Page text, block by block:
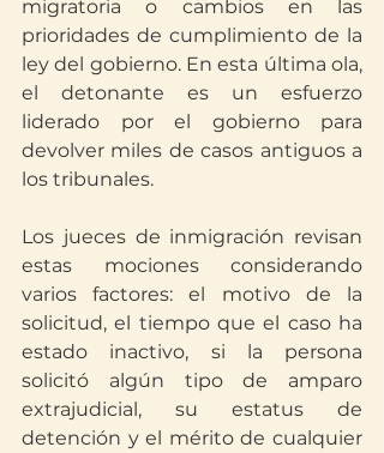
migratoria o cambios en las
prioridades de cumplimiento de la
ley del gobierno. En esta última ola,
el detonante es un esfuerzo
liderado por el gobierno para
devolver miles de casos antiguos a
los tribunales.
Los jueces de inmigración revisan
estas mociones considerando
varios factores: el motivo de la
solicitud, el tiempo que el caso ha
estado inactivo, si la persona
solicitó algún tipo de amparo
extrajudicial, su estatus de
detención y el mérito de cualquier